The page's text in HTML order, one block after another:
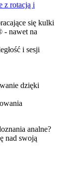
z rotacją i
się kulki
- nawet na
i sesji
dzięki
analne?
nad swoją